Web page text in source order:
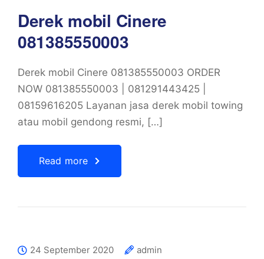
Derek mobil Cinere
081385550003
Derek mobil Cinere 081385550003 ORDER
NOW 081385550003 | 081291443425 |
08159616205 Layanan jasa derek mobil towing
atau mobil gendong resmi, […]
Read more
24 September 2020
admin